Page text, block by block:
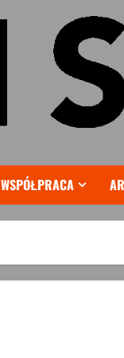
WSPÓŁPRACA